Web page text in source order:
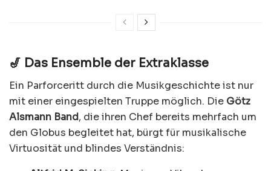
🎷 Das Ensemble der Extraklasse
Ein Parforceritt durch die Musikgeschichte ist nur
mit einer eingespielten Truppe möglich. Die Götz
Alsmann Band, die ihren Chef bereits mehrfach um
den Globus begleitet hat, bürgt für musikalische
Virtuosität und blindes Verständnis: